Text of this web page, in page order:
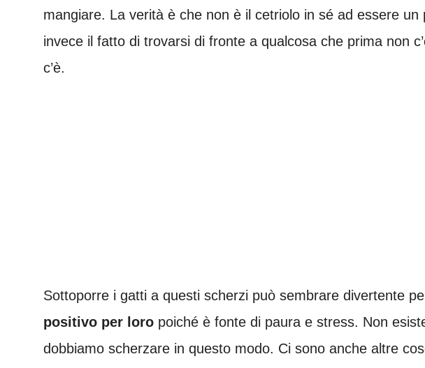
mangiare. La verità è che non è il cetriolo in sé ad essere
invece il fatto di trovarsi di fronte a qualcosa che prima non
c’è.
Sottoporre i gatti a questi scherzi può sembrare divertente
positivo per loro poiché è fonte di paura e stress. Non
dobbiamo scherzare in questo modo. Ci sono anche altre